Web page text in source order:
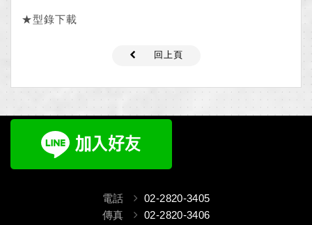
★型錄下載
回上頁
電話
02-2820-3405
傳真
02-2820-3406